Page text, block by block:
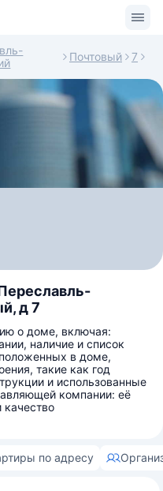
Почтовый 7
д 7
о доме, включая:
наличие и список
в доме,
такие как год
и использованные
компании: её
качество
по адресу